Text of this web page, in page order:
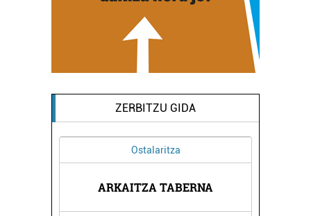
ZERBITZU GIDA
Ostalaritza
ARKAITZA TABERNA